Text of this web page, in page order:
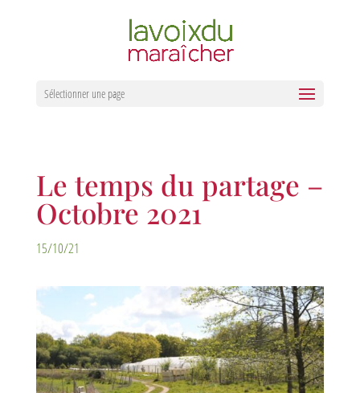
Sélectionner une page
Le temps du partage –
Octobre 2021
15/10/21